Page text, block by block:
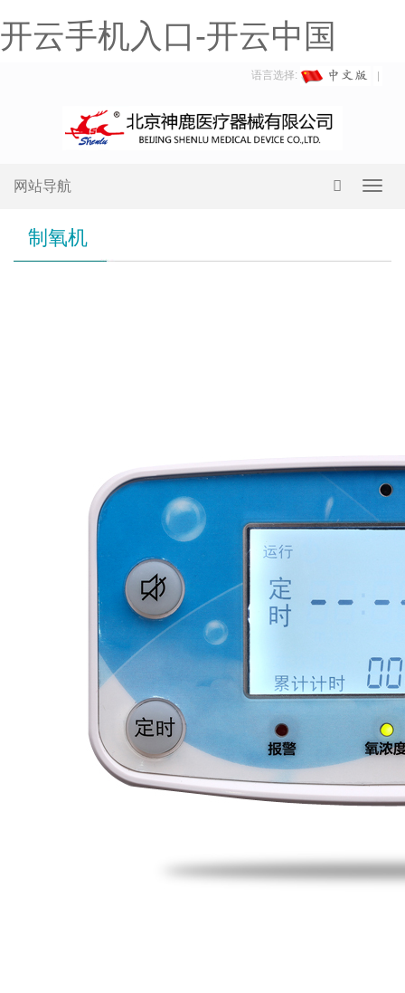
开云手机入口-开云中国
语言选择:
网站导航
制氧机